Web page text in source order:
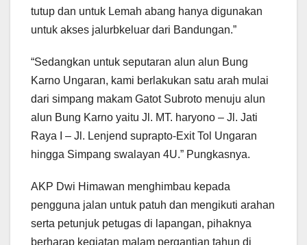
tutup dan untuk Lemah abang hanya digunakan
untuk akses jalurbkeluar dari Bandungan.”
“Sedangkan untuk seputaran alun alun Bung
Karno Ungaran, kami berlakukan satu arah mulai
dari simpang makam Gatot Subroto menuju alun
alun Bung Karno yaitu Jl. MT. haryono – Jl. Jati
Raya I – Jl. Lenjend suprapto-Exit Tol Ungaran
hingga Simpang swalayan 4U.” Pungkasnya.
AKP Dwi Himawan menghimbau kepada
pengguna jalan untuk patuh dan mengikuti arahan
serta petunjuk petugas di lapangan, pihaknya
berharap kegiatan malam pergantian tahun di